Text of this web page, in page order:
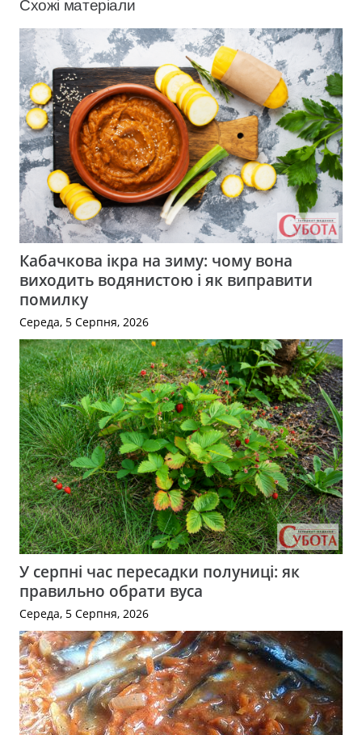
Схожі матеріали
Кабачкова ікра на зиму: чому вона
виходить водянистою і як виправити
помилку
Середа, 5 Серпня, 2026
У серпні час пересадки полуниці: як
правильно обрати вуса
Середа, 5 Серпня, 2026